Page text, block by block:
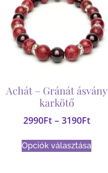
Achát – Gránát ásvány
karkötő
2990Ft – 3190Ft
Opciók választása